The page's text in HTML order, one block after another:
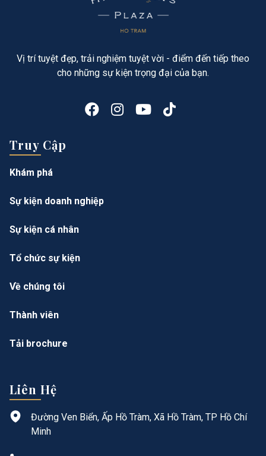
Vị trí tuyệt đẹp, trải nghiệm tuyệt vời - điểm đến tiếp theo
cho những sự kiện trọng đại của bạn.
Truy Cập
Khám phá
Sự kiện doanh nghiệp
Sự kiện cá nhân
Tổ chức sự kiện
Về chúng tôi
Thành viên
Tải brochure
Liên Hệ
Đường Ven Biển, Ấp Hồ Tràm, Xã Hồ Tràm, TP Hồ Chí
Minh